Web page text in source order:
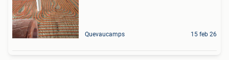
Quevaucamps 15 feb 26